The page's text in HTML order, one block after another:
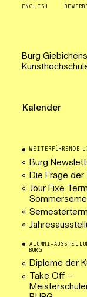
ENGLISH
Burg
Kalender
WEITERFÜHRENDE
Burg
Die Frage der
Jour Fixe
ALUMNI-
BURG
Diplome der
Take Off –